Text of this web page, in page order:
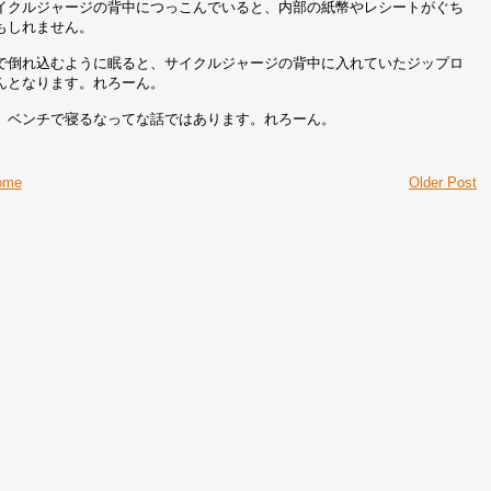
ルジャージの背中につっこんでいると、内部の紙幣やレシートがぐち
れません。
れ込むように眠ると、サイクルジャージの背中に入れていたジップロ
なります。れろーん。
ンチで寝るなってな話ではあります。れろーん。
Older Post